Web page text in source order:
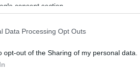
consent section.
Data Processing Opt Outs
opt-out of the Sharing of my personal data.
nella sezioneLogindal menù
Meteo Gallura